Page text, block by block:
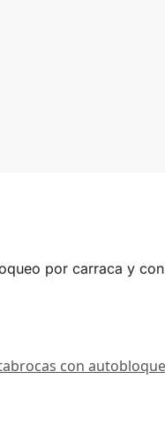
por carraca y
con